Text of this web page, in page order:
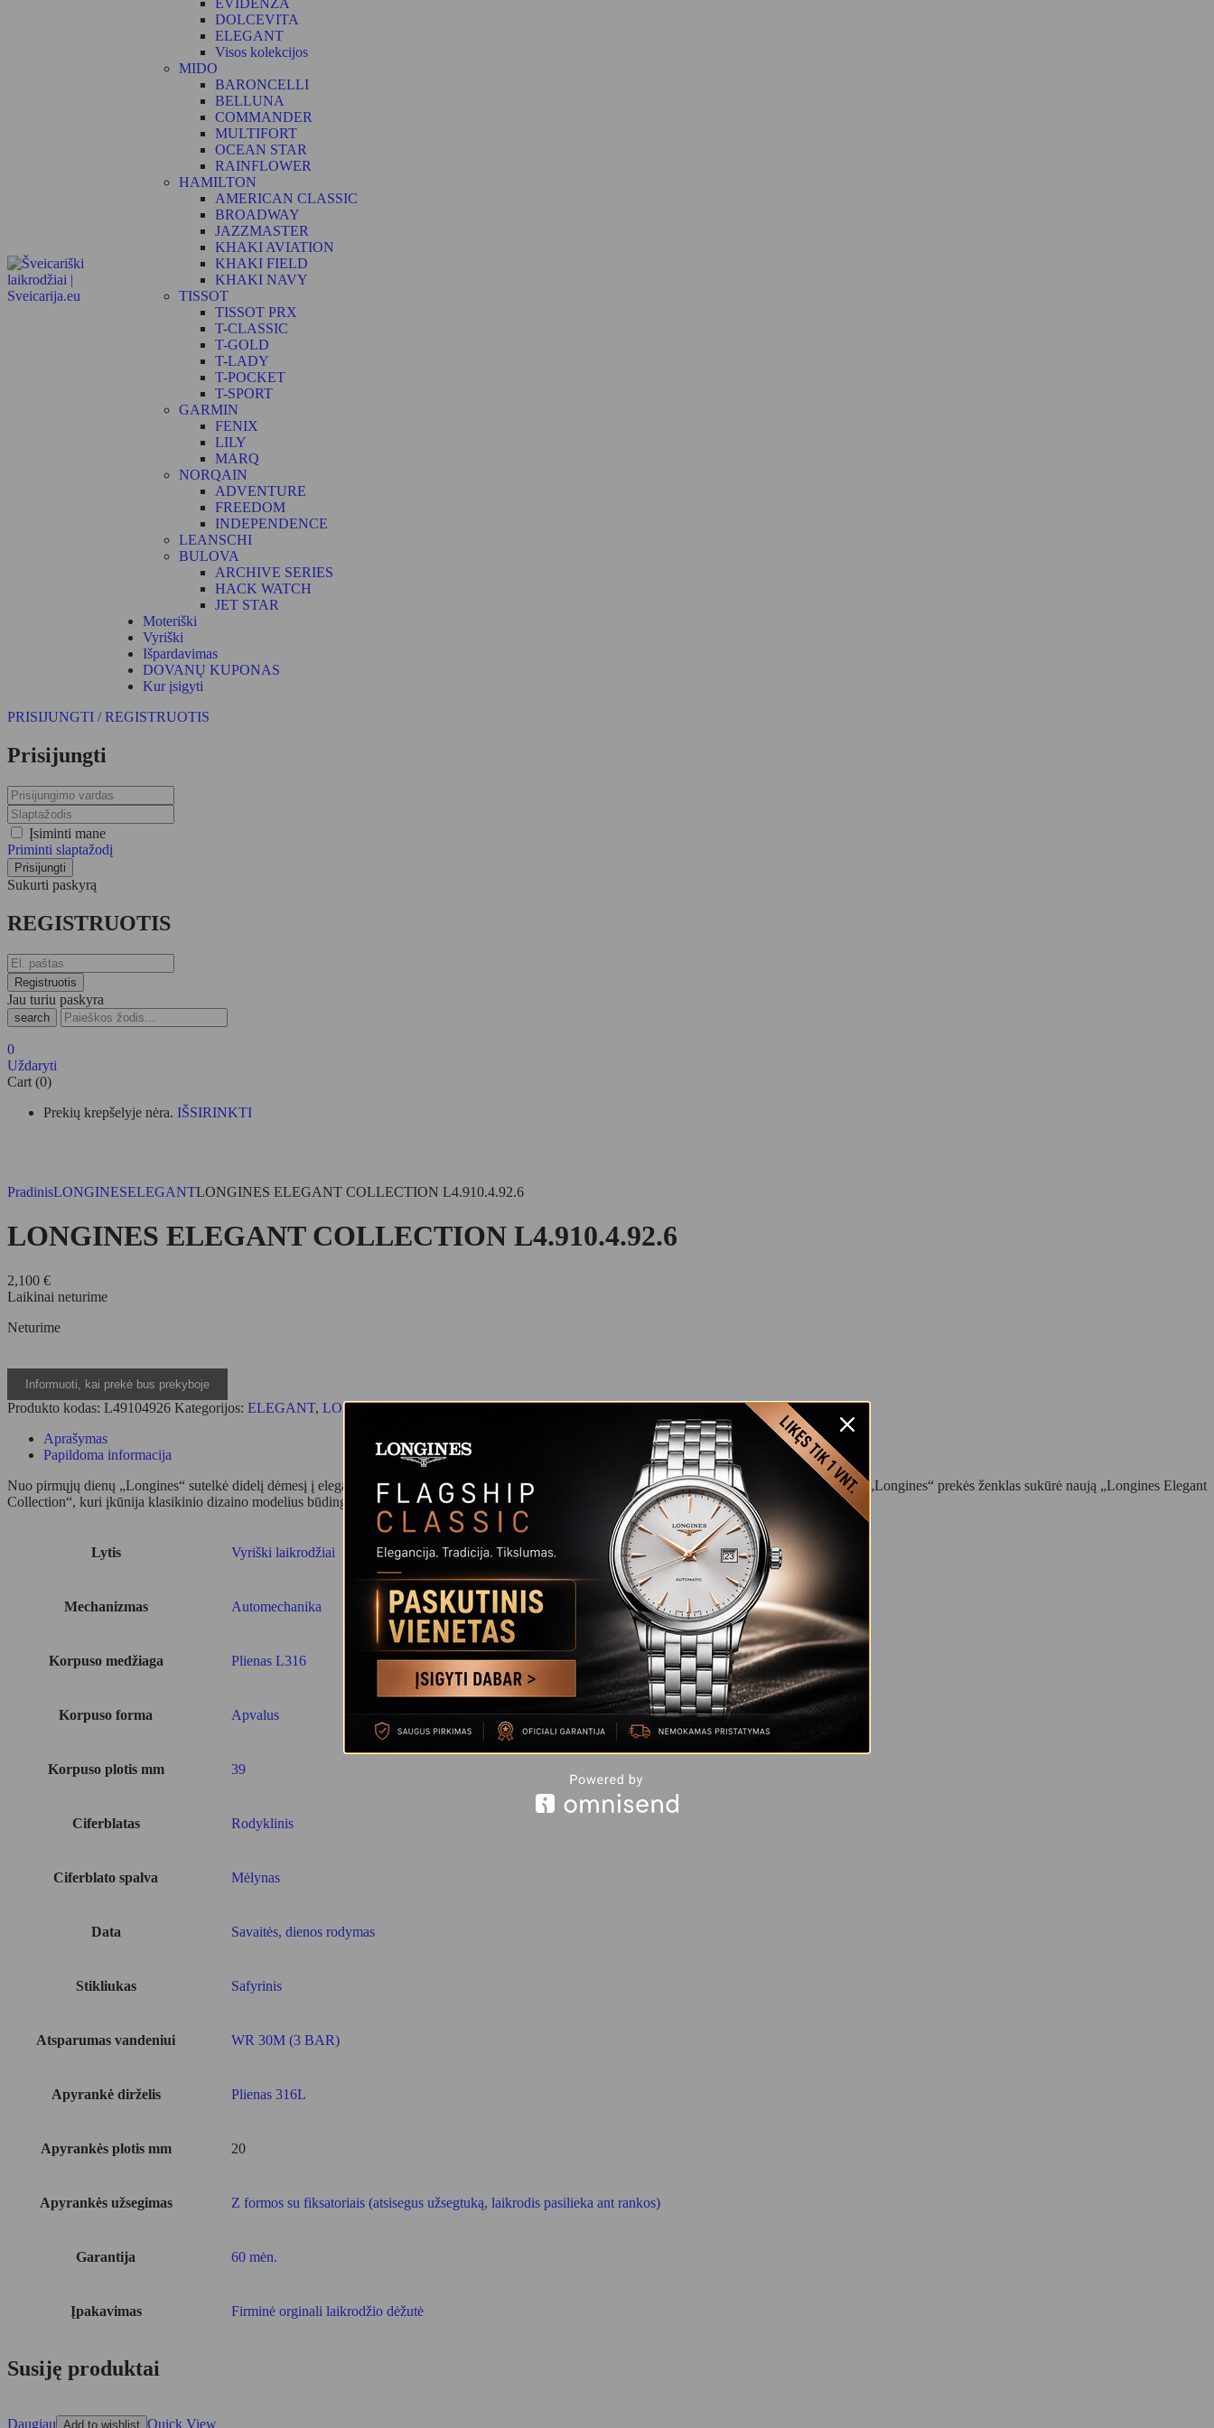
EVIDENZA
DOLCEVITA
ELEGANT
Visos kolekcijos
MIDO
BARONCELLI
BELLUNA
COMMANDER
MULTIFORT
OCEAN STAR
RAINFLOWER
HAMILTON
AMERICAN CLASSIC
BROADWAY
JAZZMASTER
KHAKI AVIATION
KHAKI FIELD
KHAKI NAVY
TISSOT
TISSOT PRX
T-CLASSIC
T-GOLD
T-LADY
T-POCKET
T-SPORT
GARMIN
FENIX
LILY
MARQ
NORQAIN
ADVENTURE
FREEDOM
INDEPENDENCE
LEANSCHI
BULOVA
ARCHIVE SERIES
HACK WATCH
JET STAR
Moteriški
Vyriški
Išpardavimas
DOVANŲ KUPONAS
Kur įsigyti
PRISIJUNGTI / REGISTRUOTIS
Prisijungti
Įsiminti mane
Priminti slaptažodį
Sukurti paskyrą
REGISTRUOTIS
Jau turiu paskyra
search
0
Uždaryti
Cart (0)
Prekių krepšelyje nėra. IŠSIRINKTI
PradinisLONGINESELEGANTLONGINES ELEGANT COLLECTION L4.910.4.92.6
LONGINES ELEGANT COLLECTION L4.910.4.92.6
2,100 €
Laikinai neturime
Neturime
Produkto kodas: L49104926 Kategorijos: ELEGANT, LONGINES
Aprašymas
Papildoma informacija
Nuo pirmųjų dienų „Longines“ sutelkė didelį dėmesį į eleganciją. Aukštos kokybės produktai su dabar visiems žinomu šūkiu „Elegancija tai požiūris“. „Longines“ prekės ženklas sukūrė naują „Longines Elegant
Collection“, kuri įkūnija klasikinio dizaino modelius būdingus „Longines“ laikrodžiams.
Lytis Vyriški laikrodžiai
Mechanizmas Automechanika
Korpuso medžiaga Plienas L316
Korpuso forma Apvalus
Korpuso plotis mm 39
Ciferblatas Rodyklinis
Ciferblato spalva Mėlynas
Data Savaitės, dienos rodymas
Stikliukas Safyrinis
Atsparumas vandeniui WR 30M (3 BAR)
Apyrankė dirželis Plienas 316L
Apyrankės plotis mm 20
Apyrankės užsegimas Z formos su fiksatoriais (atsisegus užsegtuką, laikrodis pasilieka ant rankos)
Garantija 60 mėn.
Įpakavimas Firminė orginali laikrodžio dėžutė
Susiję produktai
Daugiau Add to wishlist Quick View